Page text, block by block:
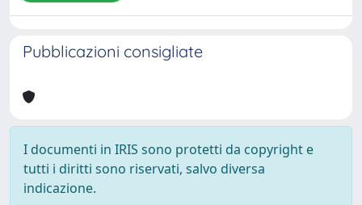
Pubblicazioni consigliate
I documenti in IRIS sono protetti da copyright e
tutti i diritti sono riservati, salvo diversa
indicazione.